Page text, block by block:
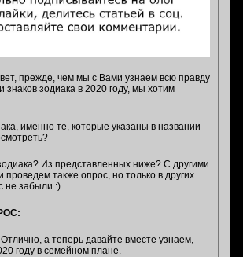
прежде, чем мы с Вами узнаем всю правду
знаков зодиака в 2020 году, мы хотим
именно те, которые указаны в названии
Из представленных ниже? С другими
проведем также опрос, но только в других
не забыли :)
а теперь давайте вместе узнаем,
году в семейном плане.